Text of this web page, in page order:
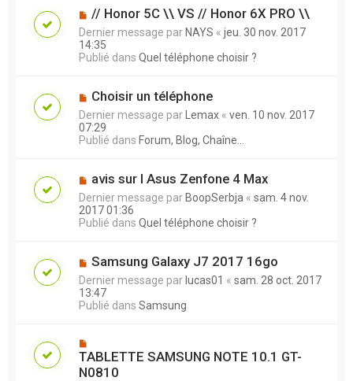
// Honor 5C \\ VS // Honor 6X PRO \\
Dernier message parNAYS « jeu. 30 nov. 2017
14:35
Publié dans Quel téléphone choisir ?
Choisir un téléphone
Dernier message parLemax « ven. 10 nov. 2017
07:29
Publié dans Forum, Blog, Chaîne...
avis sur l Asus Zenfone 4 Max
Dernier message parBoopSerbja « sam. 4 nov.
2017 01:36
Publié dans Quel téléphone choisir ?
Samsung Galaxy J7 2017 16go
Dernier message parlucas01 « sam. 28 oct. 2017
13:47
Publié dans Samsung
TABLETTE SAMSUNG NOTE 10.1 GT-
N0810